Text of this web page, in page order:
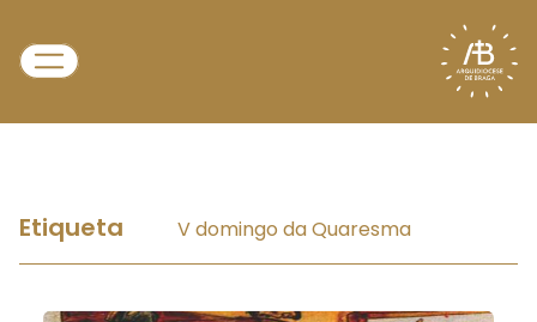
Etiqueta V domingo da Quaresma